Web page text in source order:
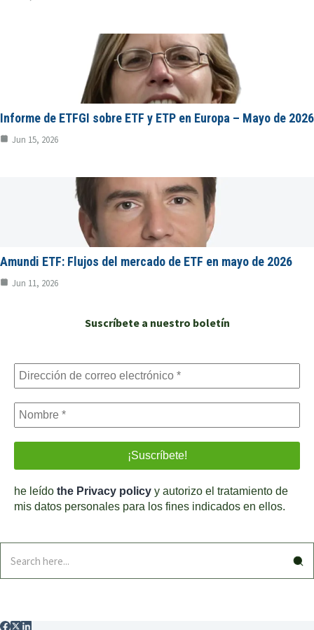
Informe de ETFGI sobre ETF y ETP en Europa – Mayo de 2026
Jun 15, 2026
Amundi ETF: Flujos del mercado de ETF en mayo de 2026
Jun 11, 2026
Suscríbete a nuestro boletín
he leído the Privacy policy y autorizo el tratamiento de
mis datos personales para los fines indicados en ellos.